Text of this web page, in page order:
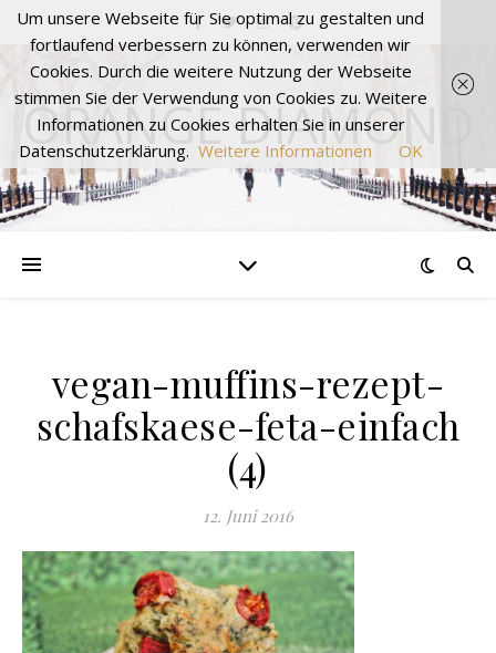
ORANGE DIAMOND
vegan-muffins-rezept-
schafskaese-feta-einfach
(4)
12. Juni 2016
Um unsere Webseite für Sie optimal zu gestalten und
fortlaufend verbessern zu können, verwenden wir
Cookies. Durch die weitere Nutzung der Webseite
stimmen Sie der Verwendung von Cookies zu. Weitere
Informationen zu Cookies erhalten Sie in unserer
Datenschutzerklärung. Weitere Informationen OK